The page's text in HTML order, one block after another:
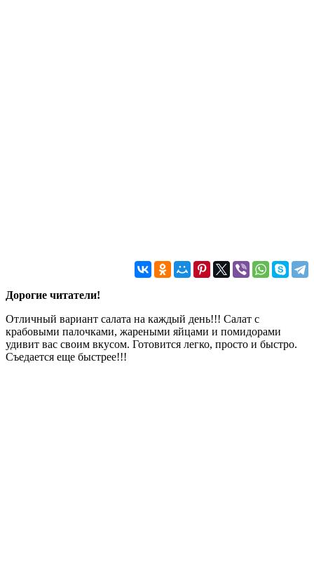
Дорогие читатели!
Отличный вариант салата на каждый день!!! Салат с
крабовыми палочками, жареными яйцами и помидорами
удивит вас своим вкусом. Готовится легко, просто и быстро.
Съедается еще быстрее!!!